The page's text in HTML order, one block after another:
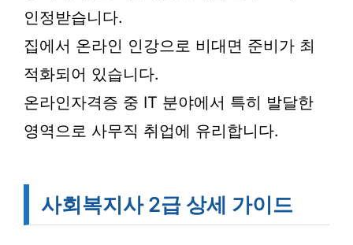
인정받습니다.
집에서 온라인 인강으로 비대면 준비가 최
적화되어 있습니다.
온라인자격증 중 IT 분야에서 특히 발달한
영역으로 사무직 취업에 유리합니다.
사회복지사 2급 상세 가이드